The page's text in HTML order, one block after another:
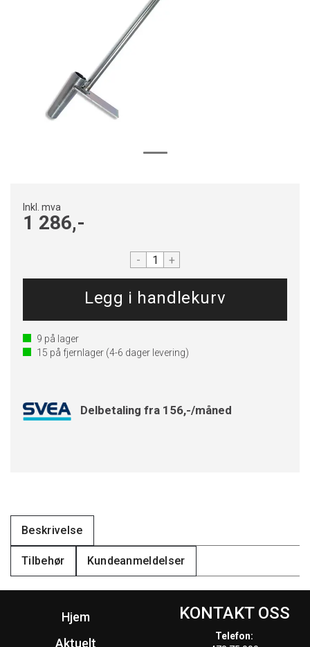
Inkl. mva
1 286,-
- +
9 på lager
15 på fjernlager (4-6 dager levering)
Delbetaling fra 156,-/måned
Beskrivelse
Tilbehør Kundeanmeldelser
Hjem
Aktuelt
KONTAKT OSS
Telefon: